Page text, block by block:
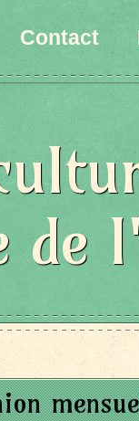
Contact
de